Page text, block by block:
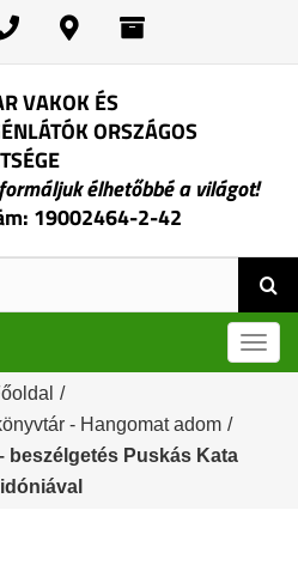
VAKOK ÉS
ORSZÁGOS
élhetőbbé a világot!
19002464-2-42
/
- Hangomat adom /
beszélgetés Puskás Kata